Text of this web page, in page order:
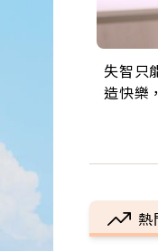
失智只
造快樂
來自剛
36年 「
63歲卸
樂！「
104歲
最年長
事業巔
小提琴
熱